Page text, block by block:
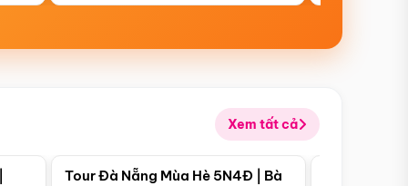
Xem tất cả
Điểm nổi bật
Tour Đà Nẵng Mùa Hè 5N4Đ | Bà